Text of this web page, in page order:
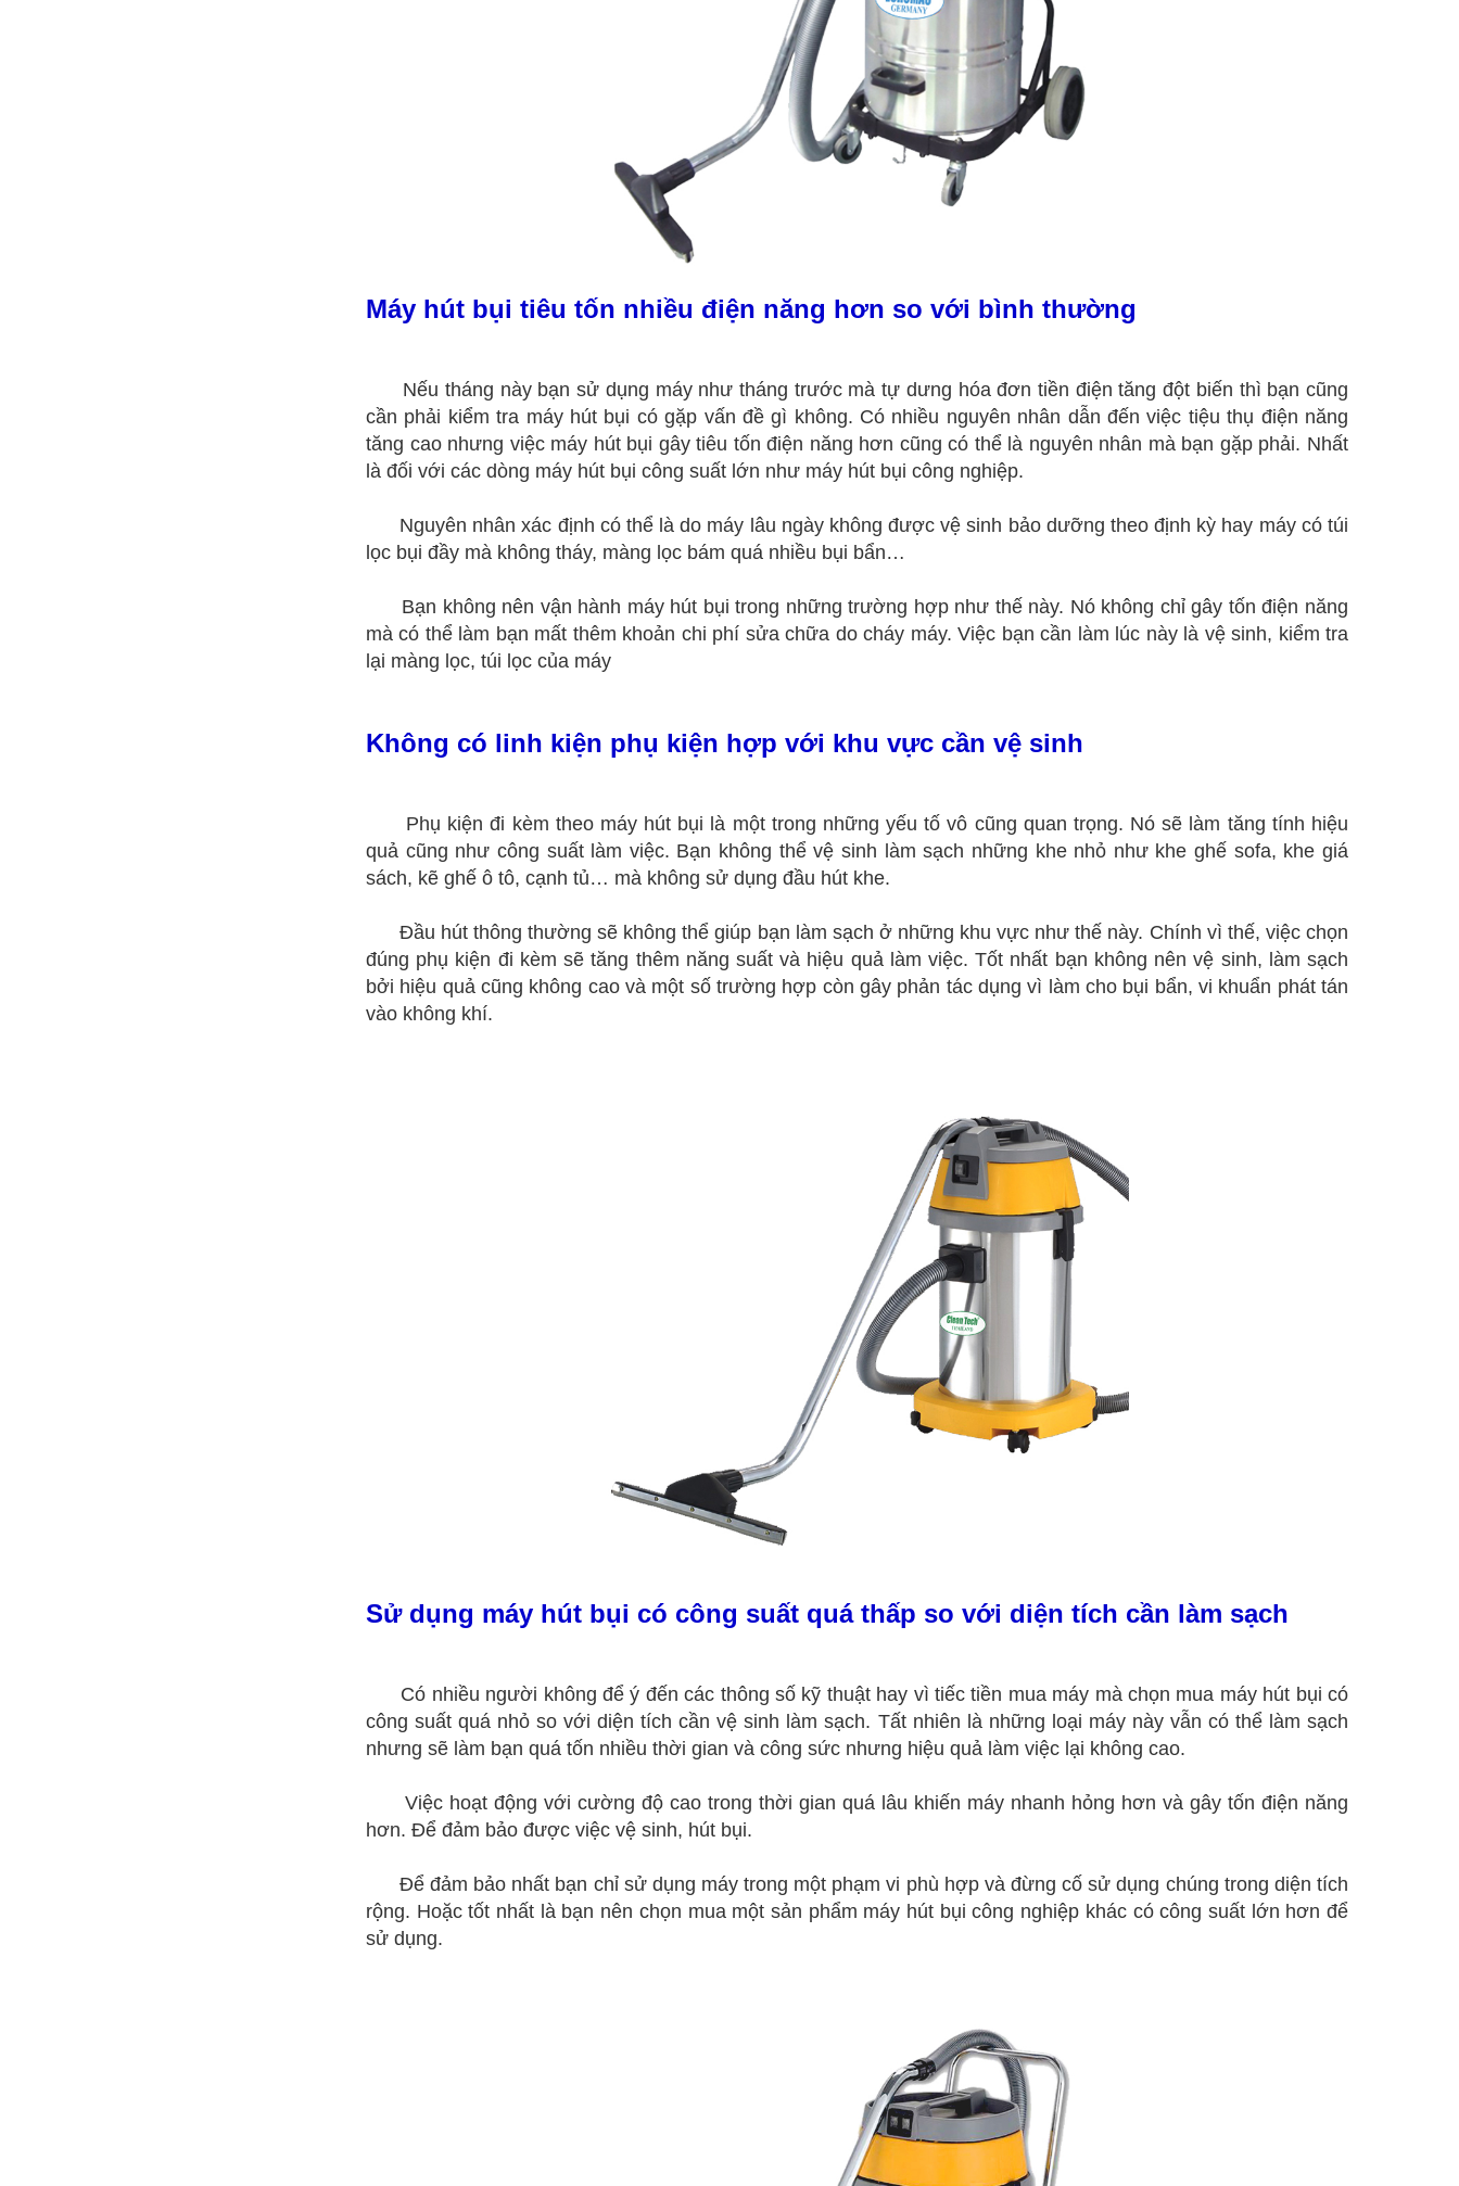
Máy hút bụi tiêu tốn nhiều điện năng hơn so với bình thường
Nếu tháng này bạn sử dụng máy như tháng trước mà tự dưng hóa đơn tiền điện tăng đột biến thì bạn cũng
cần phải kiểm tra máy hút bụi có gặp vấn đề gì không. Có nhiều nguyên nhân dẫn đến việc tiệu thụ điện năng
tăng cao nhưng việc máy hút bụi gây tiêu tốn điện năng hơn cũng có thể là nguyên nhân mà bạn gặp phải. Nhất
là đối với các dòng máy hút bụi công suất lớn như máy hút bụi công nghiệp.
Nguyên nhân xác định có thể là do máy lâu ngày không được vệ sinh bảo dưỡng theo định kỳ hay máy có túi
lọc bụi đầy mà không tháy, màng lọc bám quá nhiều bụi bẩn…
Bạn không nên vận hành máy hút bụi trong những trường hợp như thế này. Nó không chỉ gây tốn điện năng
mà có thể làm bạn mất thêm khoản chi phí sửa chữa do cháy máy. Việc bạn cần làm lúc này là vệ sinh, kiểm tra
lại màng lọc, túi lọc của máy
Không có linh kiện phụ kiện hợp với khu vực cần vệ sinh
Phụ kiện đi kèm theo máy hút bụi là một trong những yếu tố vô cũng quan trọng. Nó sẽ làm tăng tính hiệu
quả cũng như công suất làm việc. Bạn không thể vệ sinh làm sạch những khe nhỏ như khe ghế sofa, khe giá
sách, kẽ ghế ô tô, cạnh tủ… mà không sử dụng đầu hút khe.
Đầu hút thông thường sẽ không thể giúp bạn làm sạch ở những khu vực như thế này. Chính vì thế, việc chọn
đúng phụ kiện đi kèm sẽ tăng thêm năng suất và hiệu quả làm việc. Tốt nhất bạn không nên vệ sinh, làm sạch
bởi hiệu quả cũng không cao và một số trường hợp còn gây phản tác dụng vì làm cho bụi bẩn, vi khuẩn phát tán
vào không khí.
Sử dụng máy hút bụi có công suất quá thấp so với diện tích cần làm sạch
Có nhiều người không để ý đến các thông số kỹ thuật hay vì tiếc tiền mua máy mà chọn mua máy hút bụi có
công suất quá nhỏ so với diện tích cần vệ sinh làm sạch. Tất nhiên là những loại máy này vẫn có thể làm sạch
nhưng sẽ làm bạn quá tốn nhiều thời gian và công sức nhưng hiệu quả làm việc lại không cao.
Việc hoạt động với cường độ cao trong thời gian quá lâu khiến máy nhanh hỏng hơn và gây tốn điện năng
hơn. Để đảm bảo được việc vệ sinh, hút bụi.
Để đảm bảo nhất bạn chỉ sử dụng máy trong một phạm vi phù hợp và đừng cố sử dụng chúng trong diện tích
rộng. Hoặc tốt nhất là bạn nên chọn mua một sản phẩm máy hút bụi công nghiệp khác có công suất lớn hơn để
sử dụng.